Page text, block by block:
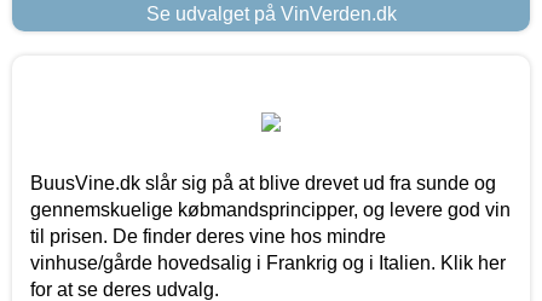
Se udvalget på VinVerden.dk
BuusVine.dk slår sig på at blive drevet ud fra sunde og
gennemskuelige købmandsprincipper, og levere god vin
til prisen. De finder deres vine hos mindre
vinhuse/gårde hovedsalig i Frankrig og i Italien. Klik her
for at se deres udvalg.